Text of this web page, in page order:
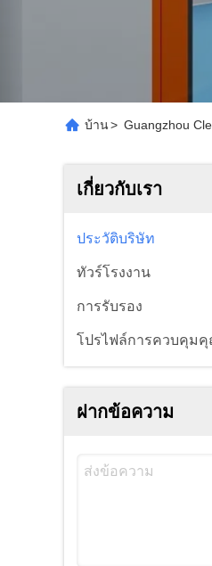
บ้าน> Guangzhou
เกี่ยวกับเรา
ประวัติบริษัท
ทัวร์โรงงาน
การรับรอง
โปรไฟล์การควบคุม
ฝากข้อความ